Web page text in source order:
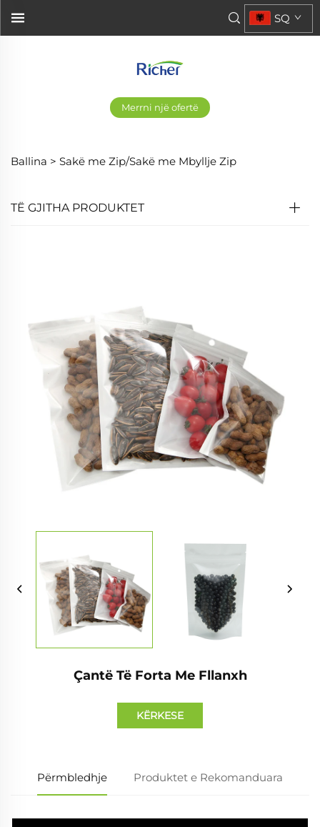
Merrni një ofertë
SQ
Ballina > Sakë me Zip/Sakë me Mbyllje Zip
TË GJITHA PRODUKTET
Çantë Të Forta Me Fllanxh
KËRKESE
Përmbledhje Produktet e Rekomanduara